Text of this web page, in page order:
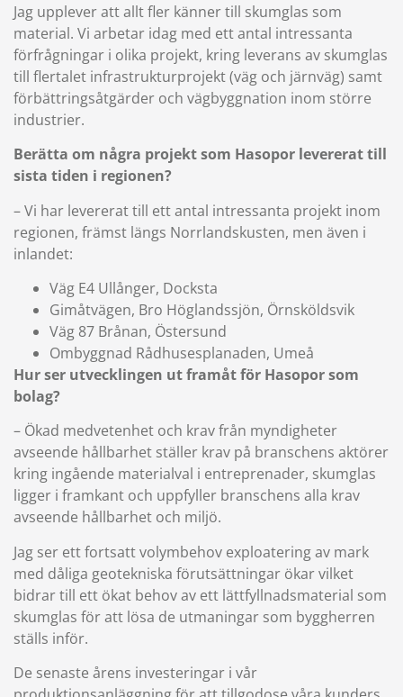
Jag upplever att allt fler känner till skumglas som
material. Vi arbetar idag med ett antal intressanta
förfrågningar i olika projekt, kring leverans av skumglas
till flertalet infrastrukturprojekt (väg och järnväg) samt
förbättringsåtgärder och vägbyggnation inom större
industrier.
Berätta om några projekt som Hasopor levererat till
sista tiden i regionen?
– Vi har levererat till ett antal intressanta projekt inom
regionen, främst längs Norrlandskusten, men även i
inlandet:
Väg E4 Ullånger, Docksta
Gimåtvägen, Bro Höglandssjön, Örnsköldsvik
Väg 87 Brånan, Östersund
Ombyggnad Rådhusesplanaden, Umeå
Hur ser utvecklingen ut framåt för Hasopor som
bolag?
– Ökad medvetenhet och krav från myndigheter
avseende hållbarhet ställer krav på branschens aktörer
kring ingående materialval i entreprenader, skumglas
ligger i framkant och uppfyller branschens alla krav
avseende hållbarhet och miljö.
Jag ser ett fortsatt volymbehov exploatering av mark
med dåliga geotekniska förutsättningar ökar vilket
bidrar till ett ökat behov av ett lättfyllnadsmaterial som
skumglas för att lösa de utmaningar som byggherren
ställs inför.
De senaste årens investeringar i vår